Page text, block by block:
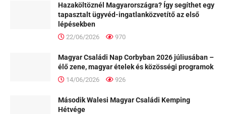
Hazaköltöznél Magyarországra? Így segíthet egy
tapasztalt ügyvéd-ingatlanközvetítő az első
lépésekben
22/06/2026 970
Magyar Családi Nap Corbyban 2026 júliusában –
élő zene, magyar ételek és közösségi programok
14/06/2026 926
Második Walesi Magyar Családi Kemping
Hétvége